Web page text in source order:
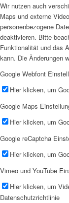
Wir nutzen auch
Maps und externe
personenbezogene
deaktivieren. Bitte
Funktionalität und das
kann. Die Änderungen
Google Webfont
Hier klicken, um
Google Maps
Hier klicken, um
Google reCaptcha
Hier klicken, um
Vimeo und YouTube
Hier klicken, um
Datenschutzrichtlinie